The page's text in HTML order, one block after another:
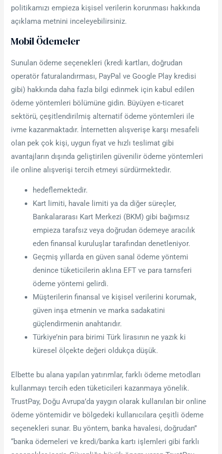
politikamızı empieza kişisel verilerin korunması hakkında
açıklama metnini inceleyebilirsiniz.
Mobil Ödemeler
Sunulan ödeme seçenekleri (kredi kartları, doğrudan
operatör faturalandırması, PayPal ve Google Play kredisi
gibi) hakkında daha fazla bilgi edinmek için kabul edilen
ödeme yöntemleri bölümüne gidin. Büyüyen e-ticaret
sektörü, çeşitlendirilmiş alternatif ödeme yöntemleri ile
ivme kazanmaktadır. İnternetten alışverişe karşı mesafeli
olan pek çok kişi, uygun fiyat ve hızlı teslimat gibi
avantajların dışında geliştirilen güvenilir ödeme yöntemleri
ile online alışverişi tercih etmeyi sürdürmektedir.
hedeflemektedir.
Kart limiti, havale limiti ya da diğer süreçler,
Bankalararası Kart Merkezi (BKM) gibi bağımsız
empieza tarafsız veya doğrudan ödemeye aracılık
eden finansal kuruluşlar tarafından denetleniyor.
Geçmiş yıllarda en güven sanal ödeme yöntemi
denince tüketicilerin aklına EFT ve para tarnsferi
ödeme yöntemi gelirdi.
Müşterilerin finansal ve kişisel verilerini korumak,
güven inşa etmenin ve marka sadakatini
güçlendirmenin anahtarıdır.
Türkiye’nin para birimi Türk lirasının ne yazık ki
küresel ölçekte değeri oldukça düşük.
Elbette bu alana yapılan yatırımlar, farklı ödeme metodları
kullanmayı tercih eden tüketicileri kazanmaya yönelik.
TrustPay, Doğu Avrupa’da yaygın olarak kullanılan bir online
ödeme yöntemidir ve bölgedeki kullanıcılara çeşitli ödeme
seçenekleri sunar. Bu yöntem, banka havalesi, doğrudan”
“banka ödemeleri ve kredi/banka kartı işlemleri gibi farklı